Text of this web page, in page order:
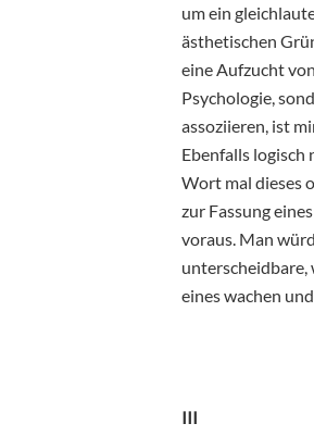
um ein
ästhetischen
eine Aufzucht
Psychologie,
assoziieren, ist
Ebenfalls logisch
Wort mal dieses
zur Fassung
voraus. Man
unterscheidbare,
eines wachen
III